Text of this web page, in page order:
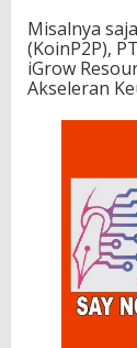
Misalnya
(KoinP2P),
iGrow
Akseleran